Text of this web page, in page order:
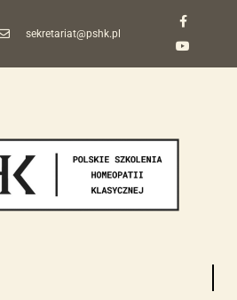
sekretariat@pshk.pl